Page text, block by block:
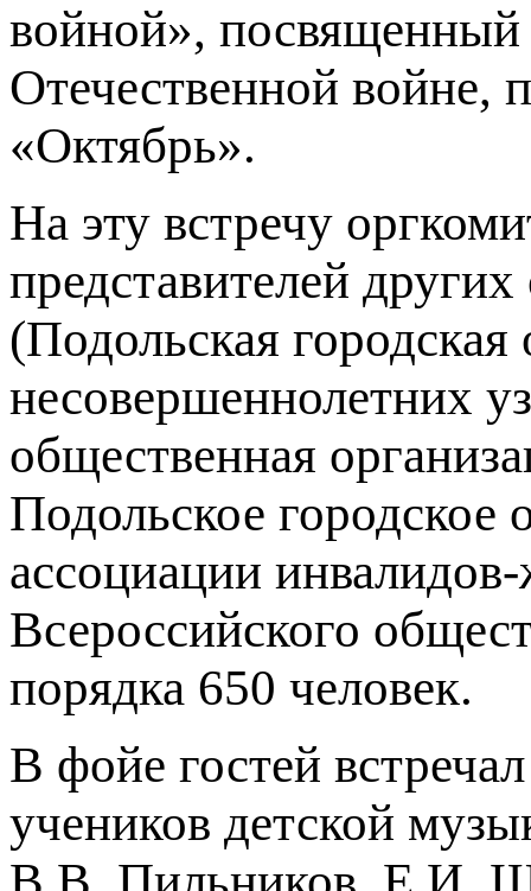
войной»,
Отечественной войне,
«Октябрь».
На эту встречу
представителей
(Подольская
несовершеннолетних
общественная
Подольское городское
ассоциации
Всероссийского
порядка 650 человек.
В фойе гостей
учеников детской